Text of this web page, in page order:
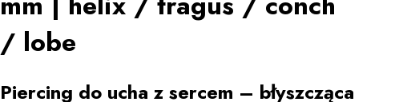
/ lobe
Piercing do ucha z sercem – błyszcząca